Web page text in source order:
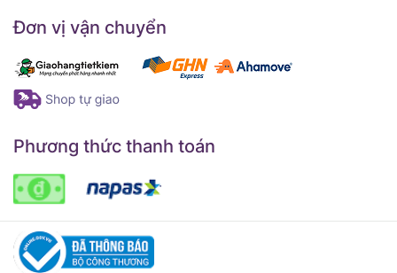
Đơn vị vận chuyển
Phương thức thanh toán